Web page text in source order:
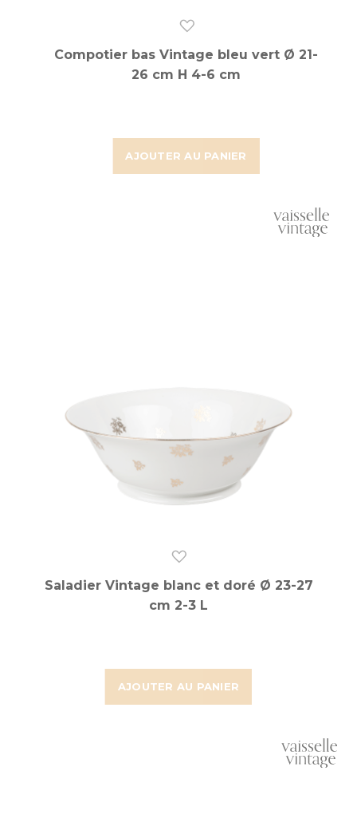
AJOUTER AU PANIER
Compotier bas Vintage bleu vert Ø 21-
26 cm H 4-6 cm
AJOUTER AU PANIER
Saladier Vintage blanc et doré Ø 23-27
cm 2-3 L